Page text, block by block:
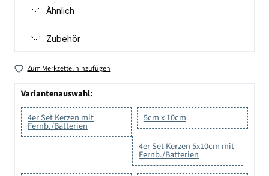
Ähnlich
Zubehör
Zum Merkzettel hinzufügen
Variantenauswahl:
4er Set Kerzen mit
Fernb./Batterien
5cm x 10cm
4er Set Kerzen 5x10cm mit
Fernb./Batterien